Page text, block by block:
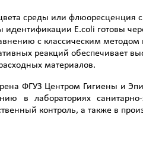
среды или флюоресценция
идентификации E.coli готовы
с классическим методом
реакций обеспечивает
материалов.
ФГУЗ Центром Гигиены и
в лабораториях
контроль, а также в